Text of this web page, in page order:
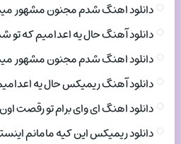
دانلود اهنگ شدم مجنون مشهور
دانلود آهنگ حال یه اعدامیم که تو
دانلود اهنگ شدم مجنون مشهور
دانلود آهنگ ریمیکس حال یه
دانلود اهنگ ای وای برام تو رقصت
دانلود ریمیکس این کیه مامانم